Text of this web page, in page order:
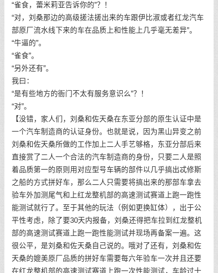
“雀食，蕾米莉亚告诉你的”？！
“对，刘桑那边的高级搓法搓出来的车跟伊比淑或者红龙汽车
部原厂流水线下来的车在品质上和性能上几乎毫无差异”。
“牛逼的”。
“雀食”。
“另外还有”。
我曰：
“是有些地方的衙门不太有服务意识么”？！
“对”。
【没错，家人们，刘桑和佐天桑在东亚分部的原生认证中是
一个汽车制造商的认证身份。也就是说，因为黑山异变之前
刘桑和佐天桑所做的工作加上二人手艺够格，东亚分部后来
直接赏了二人一个合法的汽车制造商的身份，只要二人是照
着品质第一的原则用对应型号车辆的部件以几乎搞出忒修斯
之船的方式拼好车，那么二人只需要将搞出来的那部车拿去
验车外加测尾气和上红龙整机部的高速测试赛道上跑一跑性
能测试就行了。至于其他的玩法（例如更换缸体），出于公
平性考虑，除了要30天内报备，刘桑还得把车拉到红龙整机
部的高速测试赛道上跑一跑性能测试并现场再备案一遍。这
很公平，是刘桑和佐天桑自己说的。哦对了还有，刘桑和佐
天桑的媲美原厂品质的拼好车需要每六年验车一次并且还要
在红龙整机部的高速测试赛道上跑一次性能测试，车龄过十